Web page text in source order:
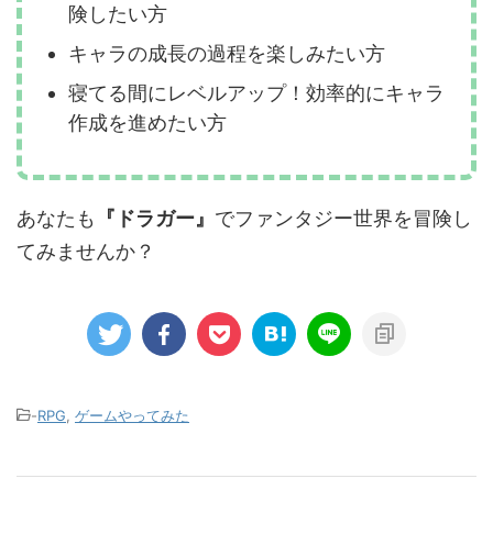
険したい方
キャラの成長の過程を楽しみたい方
寝てる間にレベルアップ！効率的にキャラ
作成を進めたい方
あなたも 『ドラガー』 でファンタジー世界を冒険し
てみませんか？
-RPG ゲームやってみた